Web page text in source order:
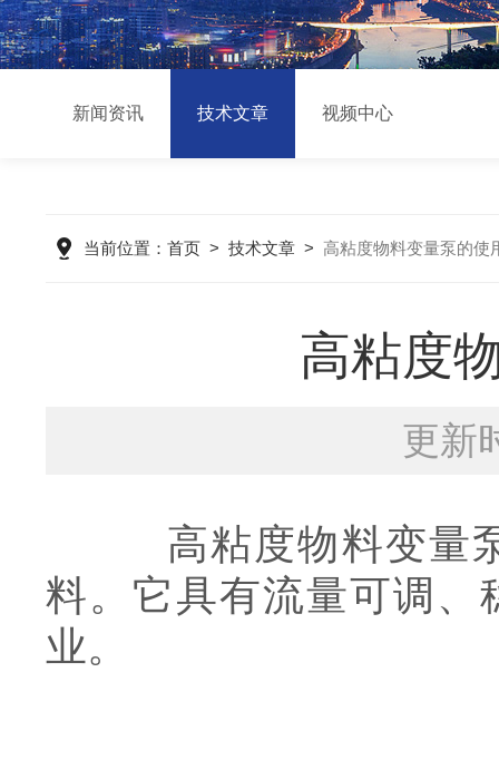
新闻资讯 技术文章 视频中心
当前位置： 首页> 技术文章> 高粘度物料变量泵的使
高粘度
更新
高粘度物料变量泵
料。它具有流量可调、
业。